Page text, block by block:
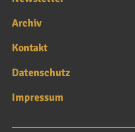
Archiv
Kontakt
Datenschutz
Impressum